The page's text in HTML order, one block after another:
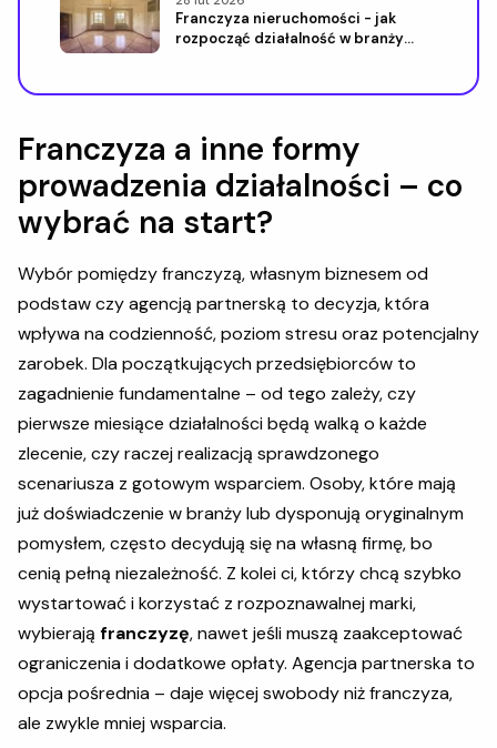
Franczyza nieruchomości - jak
rozpocząć działalność w branży
Franczyza a inne formy
prowadzenia działalności – co
wybrać na start?
Wybór pomiędzy franczyzą, własnym biznesem od
podstaw czy agencją partnerską to decyzja, która
wpływa na codzienność, poziom stresu oraz potencjalny
zarobek. Dla początkujących przedsiębiorców to
zagadnienie fundamentalne – od tego zależy, czy
pierwsze miesiące działalności będą walką o każde
zlecenie, czy raczej realizacją sprawdzonego
scenariusza z gotowym wsparciem. Osoby, które mają
już doświadczenie w branży lub dysponują oryginalnym
pomysłem, często decydują się na własną firmę, bo
cenią pełną niezależność. Z kolei ci, którzy chcą szybko
wystartować i korzystać z rozpoznawalnej marki,
wybierają franczyzę, nawet jeśli muszą zaakceptować
ograniczenia i dodatkowe opłaty. Agencja partnerska to
opcja pośrednia – daje więcej swobody niż franczyza,
ale zwykle mniej wsparcia.